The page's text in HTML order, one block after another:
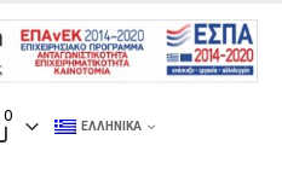
0
ΕΛΛΗΝΙΚΆ